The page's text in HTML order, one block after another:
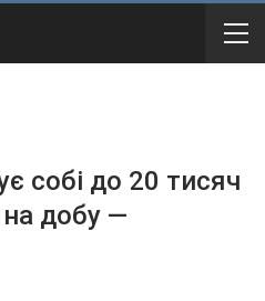
собі до 20 тисяч
на добу —